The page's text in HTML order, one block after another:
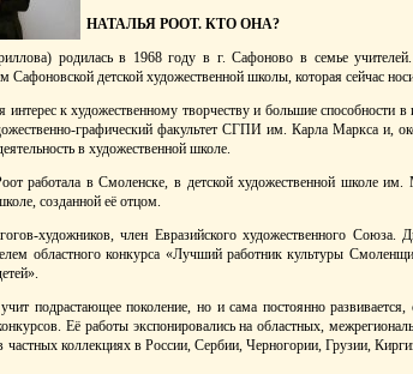
НАТАЛЬЯ РООТ. КТО ОНА?
родилась в 1968 году в г. Сафоново в семье
Сафоновской детской художественной школы, которая сейчас
интерес к художественному творчеству и большие способности
графический факультет СГПИ им. Карла Маркса и,
в художественной школе.
работала в Смоленске, в детской художественной школе
созданной её отцом.
художников, член Евразийского художественного Союза.
областного конкурса «Лучший работник культуры
подрастающее поколение, но и сама постоянно
Её работы экспонировались на областных,
частных коллекциях в России, Сербии, Черногории, Грузии,